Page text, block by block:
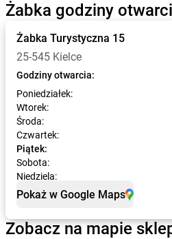
Żabka godziny
Żabka Turystyczna 15
25-545 Kielce
Godziny otwarcia:
Poniedziałek:
Wtorek:
Środa:
Czwartek:
Piątek:
Sobota:
Niedziela:
Pokaż w Google Maps
Zobacz na mapie